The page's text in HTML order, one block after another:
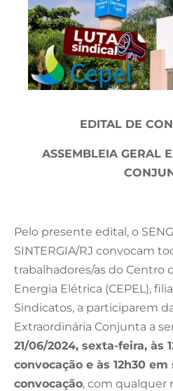
EDITAL DE
ASSEMBLEIA GERAL
Pelo presente edital, o
SINTERGIA/RJ convocam
trabalhadores/as do Centro
Energia Elétrica (CEPEL),
Sindicatos, a participarem
Extraordinária Conjunta a
21/06/2024, sexta-feira, às
convocação e às 12h30
convocação, com qualquer